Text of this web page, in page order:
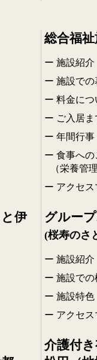
伊
総合福
施設紹介
施設での
料金につ
ご入居
年間行事
食事への
（栄養管
アクセス
グルー
(桜寿のさ
施設紹介
施設での
施設特色
アクセス
介護付